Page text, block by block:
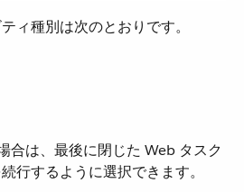
ィ種別は次のとおりです。
合は、最後に閉じた Web タスク
行するように選択できます。